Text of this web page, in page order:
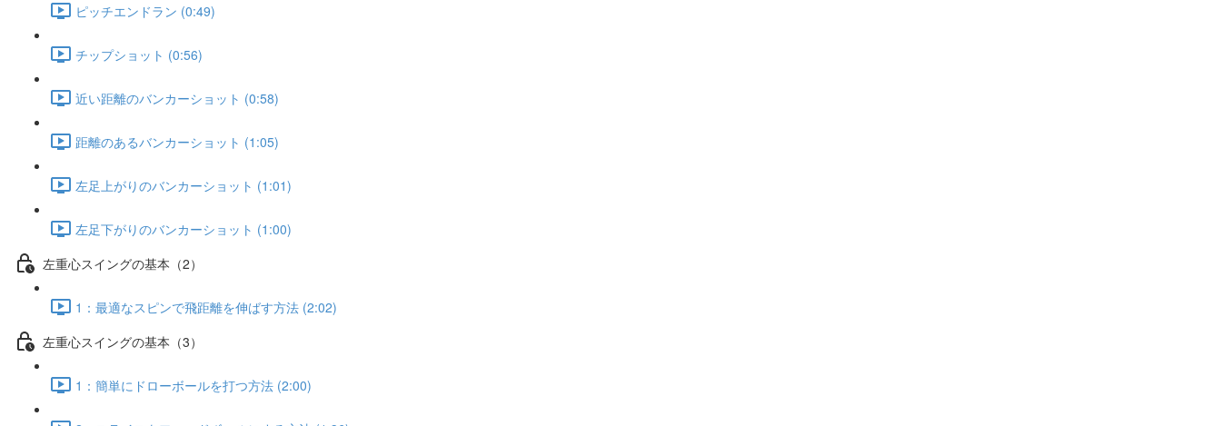
ピッチエンドラン (0:49)
チップショット (0:56)
近い距離のバンカーショット (0:58)
距離のあるバンカーショット (1:05)
左足上がりのバンカーショット (1:01)
左足下がりのバンカーショット (1:00)
左重心スイングの基本（2）
1：最適なスピンで飛距離を伸ばす方法 (2:02)
左重心スイングの基本（3）
1：簡単にドローボールを打つ方法 (2:00)